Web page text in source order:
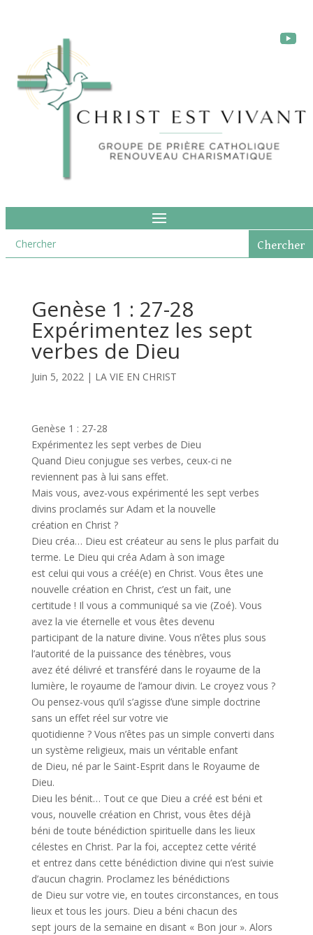
Genèse 1 : 27-28
Expérimentez les sept
verbes de Dieu
Juin 5, 2022| LA VIE EN CHRIST
Genèse 1 : 27-28
Expérimentez les sept verbes de Dieu
Quand Dieu conjugue ses verbes, ceux-ci ne
reviennent pas à lui sans effet.
Mais vous, avez-vous expérimenté les sept verbes
divins proclamés sur Adam et la nouvelle
création en Christ ?
Dieu créa… Dieu est créateur au sens le plus parfait du
terme. Le Dieu qui créa Adam à son image
est celui qui vous a créé(e) en Christ. Vous êtes une
nouvelle création en Christ, c’est un fait, une
certitude ! Il vous a communiqué sa vie (Zoé). Vous
avez la vie éternelle et vous êtes devenu
participant de la nature divine. Vous n’êtes plus sous
l’autorité de la puissance des ténèbres, vous
avez été délivré et transféré dans le royaume de la
lumière, le royaume de l’amour divin. Le croyez vous ?
Ou pensez-vous qu’il s’agisse d’une simple doctrine
sans un effet réel sur votre vie
quotidienne ? Vous n’êtes pas un simple converti dans
un système religieux, mais un véritable enfant
de Dieu, né par le Saint-Esprit dans le Royaume de
Dieu.
Dieu les bénit… Tout ce que Dieu a créé est béni et
vous, nouvelle création en Christ, vous êtes déjà
béni de toute bénédiction spirituelle dans les lieux
célestes en Christ. Par la foi, acceptez cette vérité
et entrez dans cette bénédiction divine qui n’est suivie
d’aucun chagrin. Proclamez les bénédictions
de Dieu sur votre vie, en toutes circonstances, en tous
lieux et tous les jours. Dieu a béni chacun des
sept jours de la semaine en disant « Bon jour ». Alors